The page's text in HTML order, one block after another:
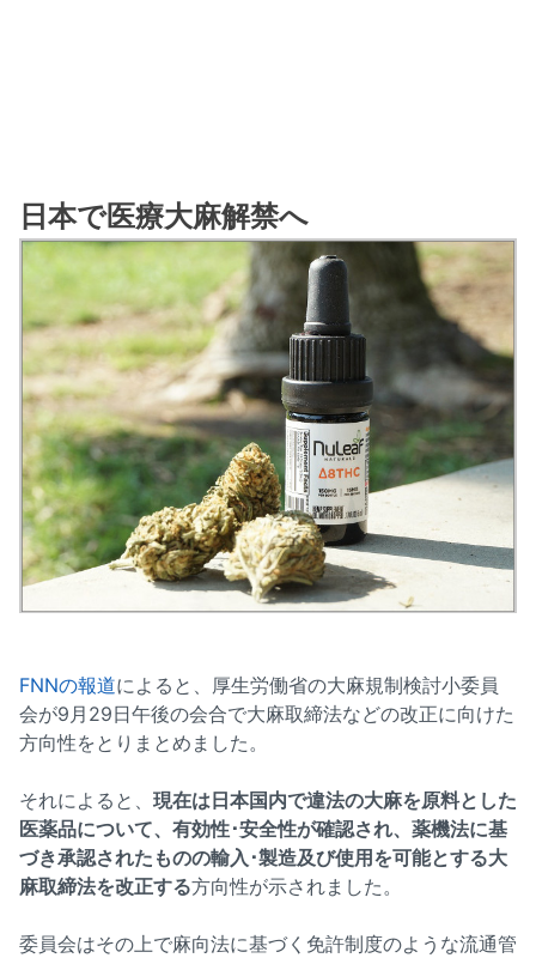
日本で医療大麻解禁へ
FNNの報道によると、厚生労働省の大麻規制検討小委員
会が9月29日午後の会合で大麻取締法などの改正に向けた
方向性をとりまとめました。
それによると、 現在は日本国内で違法の大麻を原料とした
医薬品について、有効性･安全性が確認され、薬機法に基
づき承認されたものの輸入･製造及び使用を可能とする大
麻取締法を改正する方向性が示されました。
委員会はその上で麻向法に基づく免許制度のような流通管